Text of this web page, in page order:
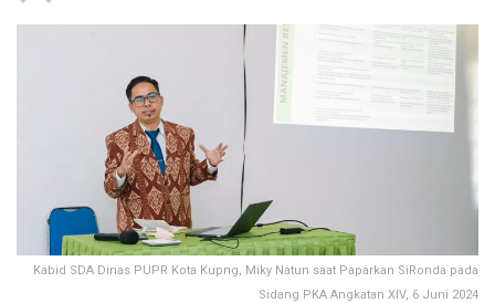
Kabid SDA Dinas PUPR Kota Kupng, Miky Natun saat Paparkan SiRonda pada
Sidang PKA Angkatan XIV, 6 Juni 2024